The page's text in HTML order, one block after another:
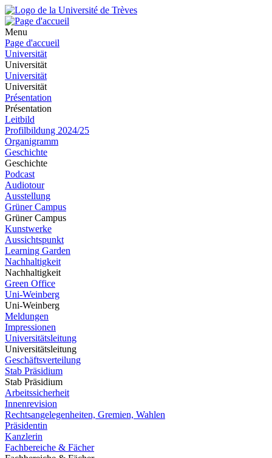
Menu
Page d'accueil
Universität
Universität
Universität
Universität
Présentation
Présentation
Leitbild
Profilbildung 2024/25
Organigramm
Geschichte
Geschichte
Podcast
Audiotour
Ausstellung
Grüner Campus
Grüner Campus
Kunstwerke
Aussichtspunkt
Learning Garden
Nachhaltigkeit
Nachhaltigkeit
Green Office
Uni-Weinberg
Uni-Weinberg
Meldungen
Impressionen
Universitätsleitung
Universitätsleitung
Geschäftsverteilung
Stab Präsidium
Stab Präsidium
Arbeitssicherheit
Innenrevision
Rechtsangelegenheiten, Gremien, Wahlen
Präsidentin
Kanzlerin
Fachbereiche & Fächer